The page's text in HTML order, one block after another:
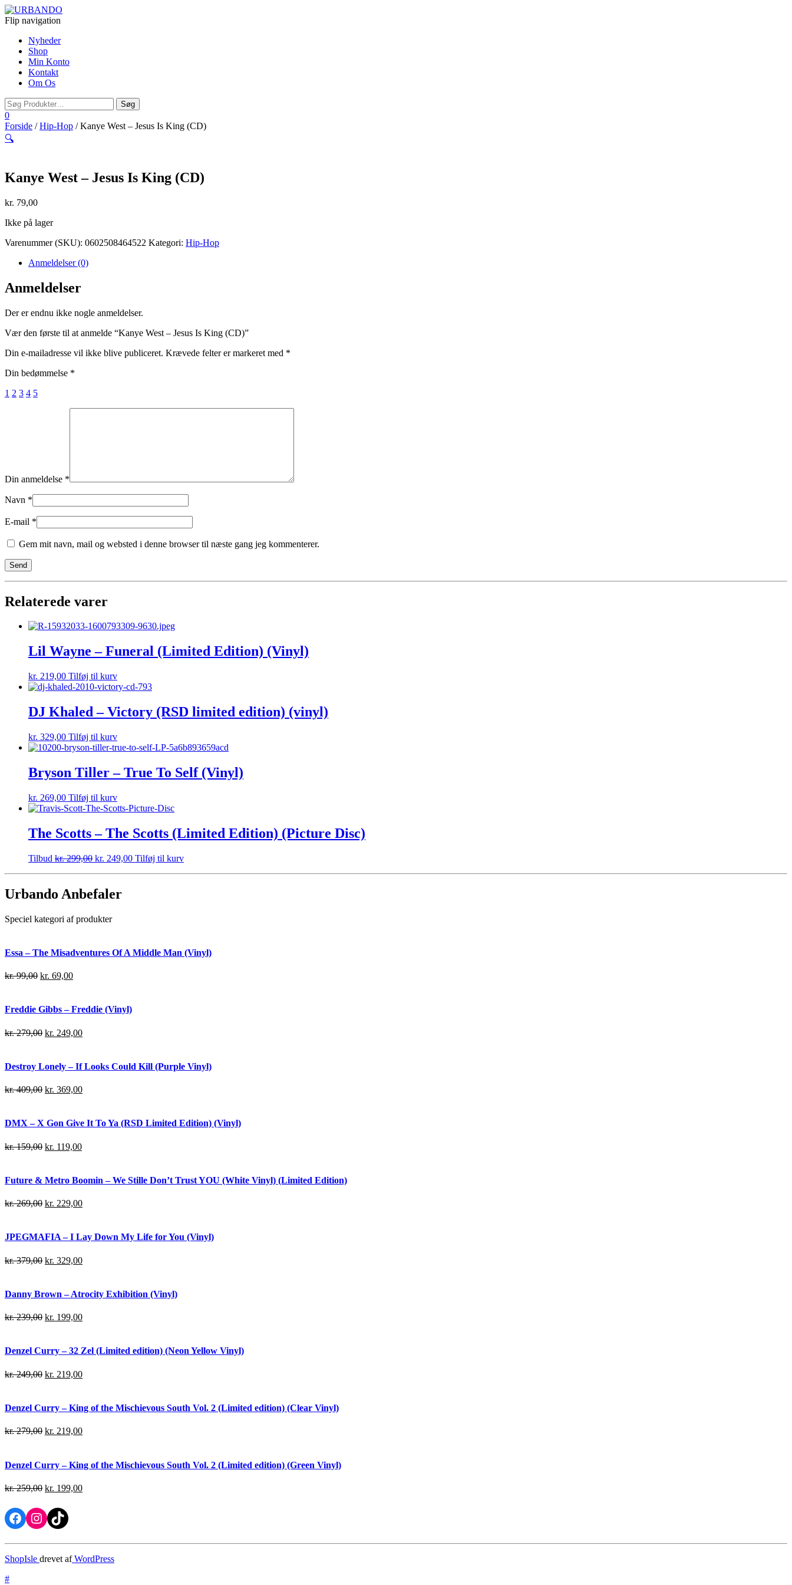
Flip navigation
Nyheder
Shop
Min Konto
Kontakt
Om Os
0
Forside /Hip-Hop / Kanye West – Jesus Is King (CD)
🔍
Kanye West – Jesus Is King (CD)
kr. 79,00
Ikke på lager
Varenummer (SKU): 0602508464522 Kategori: Hip-Hop
Anmeldelser (0)
Anmeldelser
Der er endnu ikke nogle anmeldelser.
Vær den første til at anmelde “Kanye West – Jesus Is King (CD)”
Din e-mailadresse vil ikke blive publiceret. Krævede felter er markeret med *
Din bedømmelse *
1 2 3 4 5
Din anmeldelse *
Navn *
E-mail *
Gem mit navn, mail og websted i denne browser til næste gang jeg kommenterer.
Relaterede varer
Lil Wayne – Funeral (Limited Edition) (Vinyl)
kr. 219,00 Tilføj til kurv
DJ Khaled – Victory (RSD limited edition) (vinyl)
kr. 329,00 Tilføj til kurv
Bryson Tiller – True To Self (Vinyl)
kr. 269,00 Tilføj til kurv
The Scotts – The Scotts (Limited Edition) (Picture Disc)
Tilbud kr.299,00 kr. 249,00 Tilføj til kurv
Urbando Anbefaler
Speciel kategori af produkter
Essa – The Misadventures Of A Middle Man (Vinyl)
kr.99,00 kr. 69,00
Freddie Gibbs – Freddie (Vinyl)
kr.279,00 kr. 249,00
Destroy Lonely – If Looks Could Kill (Purple Vinyl)
kr.409,00 kr. 369,00
DMX – X Gon Give It To Ya (RSD Limited Edition) (Vinyl)
kr.159,00 kr. 119,00
Future & Metro Boomin – We Stille Don’t Trust YOU (White Vinyl) (Limited Edition)
kr.269,00 kr. 229,00
JPEGMAFIA – I Lay Down My Life for You (Vinyl)
kr.379,00 kr. 329,00
Danny Brown – Atrocity Exhibition (Vinyl)
kr.239,00 kr. 199,00
Denzel Curry – 32 Zel (Limited edition) (Neon Yellow Vinyl)
kr.249,00 kr. 219,00
Denzel Curry – King of the Mischievous South Vol. 2 (Limited edition) (Clear Vinyl)
kr.279,00 kr. 219,00
Denzel Curry – King of the Mischievous South Vol. 2 (Limited edition) (Green Vinyl)
kr.259,00 kr. 199,00
Facebook
Instagram
TikTok
ShopIsle drevet afWordPress
#